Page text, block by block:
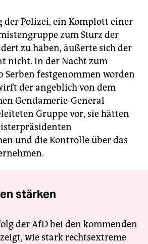
Polizei, ein Komplott einer
zum Sturz der
zu haben, äußerte sich der
nicht. In der Nacht zum
Serben festgenommen worden
der angeblich von dem
Gendamerie-General
Gruppe vor, sie hätten
und die Kontrolle über das
stärken
der AfD bei den kommenden
wie stark rechtsextreme